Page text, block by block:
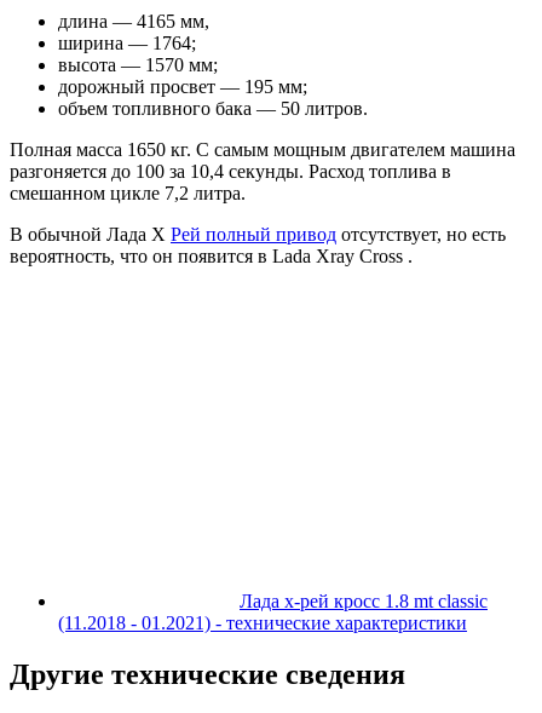
длина — 4165 мм,
ширина — 1764;
высота — 1570 мм;
дорожный просвет — 195 мм;
объем топливного бака — 50 литров.
Полная масса 1650 кг. С самым мощным двигателем машина
разгоняется до 100 за 10,4 секунды. Расход топлива в
смешанном цикле 7,2 литра.
В обычной Лада Х Рей полный привод отсутствует, но есть
вероятность, что он появится в Lada Xray Cross .
Лада х-рей кросс 1.8 mt classic
(11.2018 - 01.2021) - технические характеристики
Другие технические сведения